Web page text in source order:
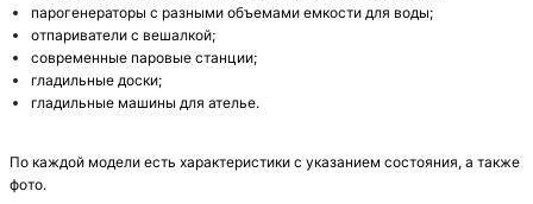
парогенераторы с разными объемами емкости для воды;
отпариватели с вешалкой;
современные паровые станции;
гладильные доски;
гладильные машины для ателье.
По каждой модели есть характеристики с указанием состояния, а также
фото.